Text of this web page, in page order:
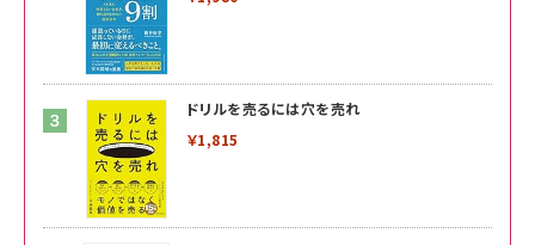
ドリルを売るには穴を売れ
￥1,815